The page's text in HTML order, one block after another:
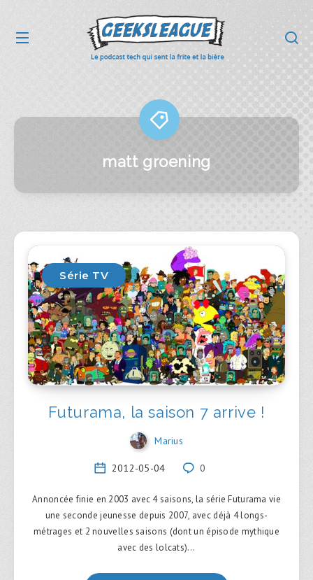
matt groening
Série TV
Futurama, la saison 7 arrive !
Marius
2012-05-04 0
Annoncée finie en 2003 avec 4 saisons, la série Futurama vie
une seconde jeunesse depuis 2007, avec déjà 4 longs-
métrages et 2 nouvelles saisons (dont un épisode mythique
avec des lolcats)…